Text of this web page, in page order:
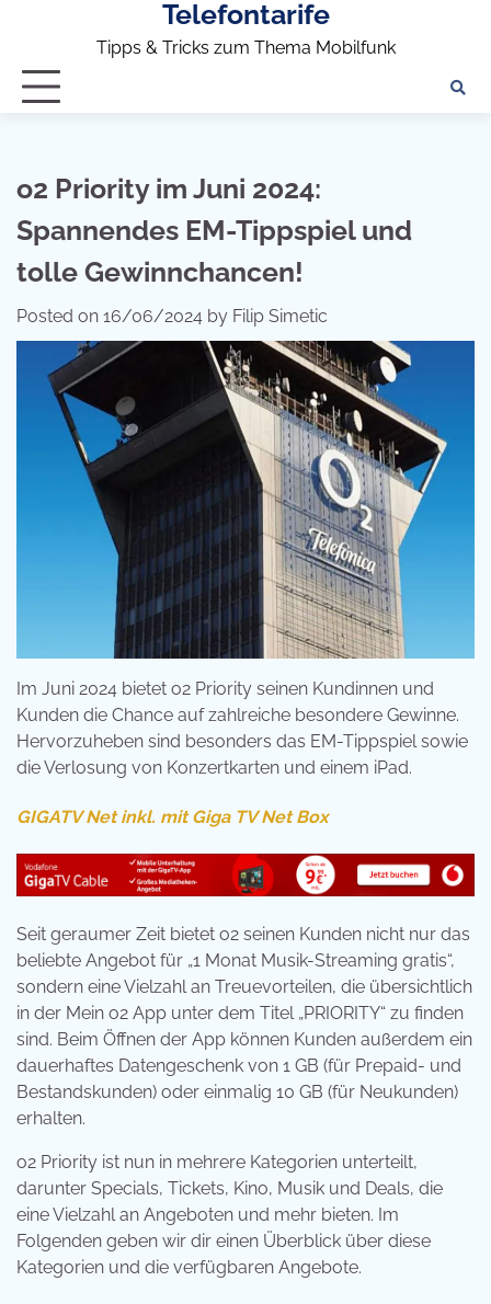
Telefontarife
Tipps & Tricks zum Thema Mobilfunk
o2 Priority im Juni 2024:
Spannendes EM-Tippspiel und
tolle Gewinnchancen!
Posted on 16/06/2024 by Filip Simetic
Im Juni 2024 bietet o2 Priority seinen Kundinnen und
Kunden die Chance auf zahlreiche besondere Gewinne.
Hervorzuheben sind besonders das EM-Tippspiel sowie
die Verlosung von Konzertkarten und einem iPad.
GIGATV Net inkl. mit Giga TV Net Box
Seit geraumer Zeit bietet o2 seinen Kunden nicht nur das
beliebte Angebot für „1 Monat Musik-Streaming gratis“,
sondern eine Vielzahl an Treuevorteilen, die übersichtlich
in der Mein o2 App unter dem Titel „PRIORITY“ zu finden
sind. Beim Öffnen der App können Kunden außerdem ein
dauerhaftes Datengeschenk von 1 GB (für Prepaid- und
Bestandskunden) oder einmalig 10 GB (für Neukunden)
erhalten.
o2 Priority ist nun in mehrere Kategorien unterteilt,
darunter Specials, Tickets, Kino, Musik und Deals, die
eine Vielzahl an Angeboten und mehr bieten. Im
Folgenden geben wir dir einen Überblick über diese
Kategorien und die verfügbaren Angebote.